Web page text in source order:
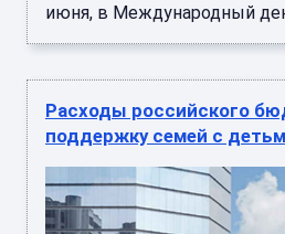
июня, в Международный
Расходы российского
поддержку семей с